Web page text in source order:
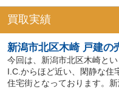
買取実績
新潟市北区木崎 戸建の
今回は、新潟市北区木崎と
I.C.からほど近い、閑静な住
住宅街となっております。新